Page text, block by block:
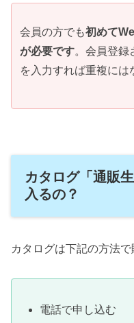
会員の方でも初めて
が必要です。会員登録
を入力すれば重複には
カタログ「通販
入るの？
カタログは下記の方法で
電話で申し込む